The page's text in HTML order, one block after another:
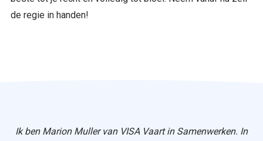
de regie in handen!
Ik ben Marion Muller van VISA Vaart in Samenwerken. In